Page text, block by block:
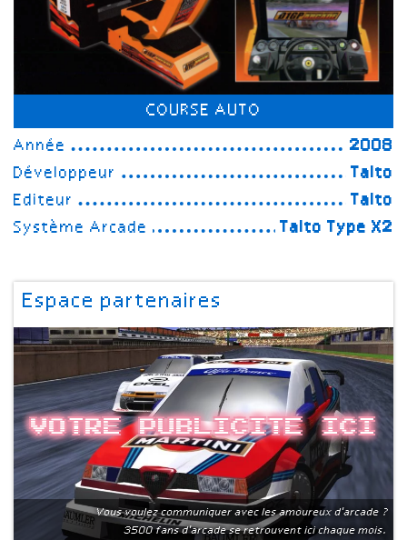
COURSE AUTO
Année
2008
Développeur
Taito
Editeur
Taito
Système Arcade
Taito Type X2
Espace partenaires
Votre publicite ici
Vous voulez communiquer avec les amoureux d'arcade ?
3500 fans d'arcade se retrouvent ici chaque mois.